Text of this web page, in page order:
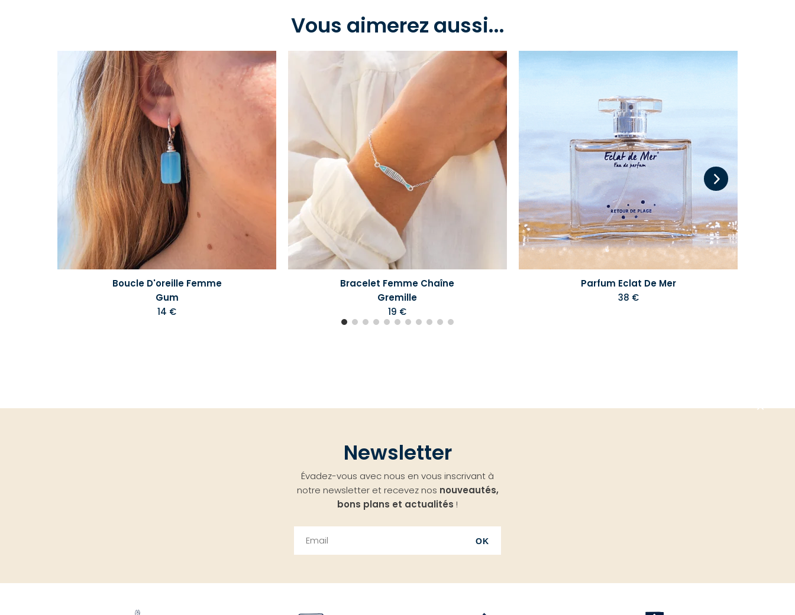
Vous aimerez aussi...
Boucle D'oreille Femme
Gum
14 €
Bracelet Femme Chaîne
Gremille
19 €
Parfum Eclat De Mer
38 €
Newsletter
Évadez-vous avec nous en vous inscrivant à
notre newsletter et recevez nos nouveautés,
bons plans et actualités !
OK